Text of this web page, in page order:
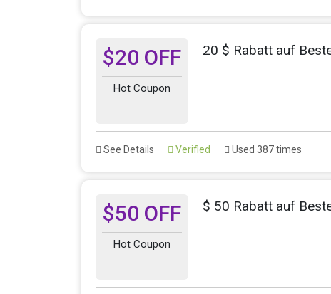
$20 OFF
Hot Coupon
20 $ Rabatt auf
See Details Verified Used 387 times
$50 OFF
Hot Coupon
$ 50 Rabatt auf